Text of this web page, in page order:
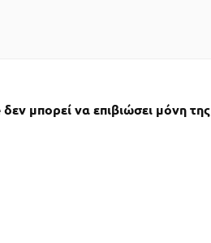
μπορεί να επιβιώσει μόνη της